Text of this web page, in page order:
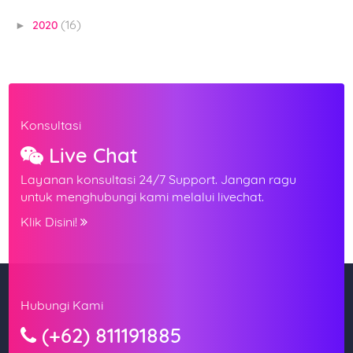
► 2020 (16)
Konsultasi
Live Chat
Layanan konsultasi 24/7 Support. Jangan ragu
untuk menghubungi kami melalui livechat.
Klik Disini!
Hubungi Kami
(+62) 811191885